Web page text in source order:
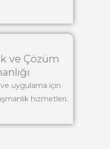
ve Çözüm
uygulama için
hizmetleri.